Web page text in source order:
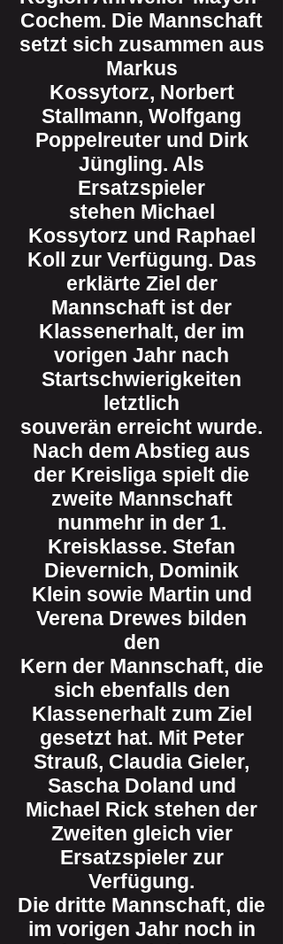
Cochem. Die Mannschaft
setzt sich zusammen aus
Markus
Kossytorz, Norbert
Stallmann, Wolfgang
Poppelreuter und Dirk
Jüngling. Als
Ersatzspieler
stehen Michael
Kossytorz und Raphael
Koll zur Verfügung. Das
erklärte Ziel der
Mannschaft ist der
Klassenerhalt, der im
vorigen Jahr nach
Startschwierigkeiten
letztlich
souverän erreicht wurde.
Nach dem Abstieg aus
der Kreisliga spielt die
zweite Mannschaft
nunmehr in der 1.
Kreisklasse. Stefan
Dievernich, Dominik
Klein sowie Martin und
Verena Drewes bilden
den
Kern der Mannschaft, die
sich ebenfalls den
Klassenerhalt zum Ziel
gesetzt hat. Mit Peter
Strauß, Claudia Gieler,
Sascha Doland und
Michael Rick stehen der
Zweiten gleich vier
Ersatzspieler zur
Verfügung.
Die dritte Mannschaft, die
im vorigen Jahr noch in